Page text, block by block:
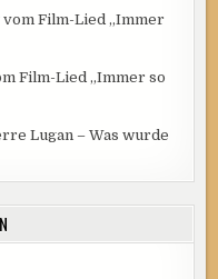
Film-Lied „Immer
Film-Lied „Immer so
Lugan – Was wurde